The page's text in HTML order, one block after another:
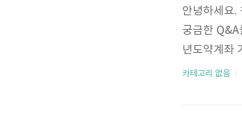
안녕하세요.
궁금한
년도약계좌
이 가능합니
카테고리 없음